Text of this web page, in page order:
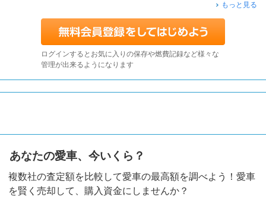
もっと見る
ログインするとお気に入りの保存や燃費記録など様々な
管理が出来るようになります
あなたの愛車、今いくら？
複数社の査定額を比較して愛車の最高額を調べよう！愛車
を賢く売却して、購入資金にしませんか？